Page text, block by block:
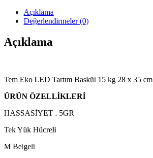
Açıklama
Değerlendirmeler (0)
Açıklama
Tem Eko LED Tartım Baskül 15 kg 28 x 35 cm
ÜRÜN ÖZELLİKLERİ
HASSASİYET . 5GR
Tek Yük Hücreli
M Belgeli